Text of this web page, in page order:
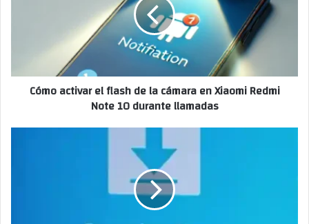
Cómo activar el flash de la cámara en Xiaomi Redmi
Note 10 durante llamadas